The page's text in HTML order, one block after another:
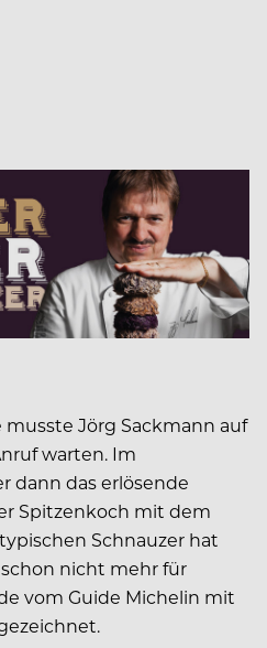
musste Jörg Sackmann auf
warten. Im
dann das erlösende
Spitzenkoch mit dem
Schnauzer hat
nicht mehr für
vom Guide Michelin mit